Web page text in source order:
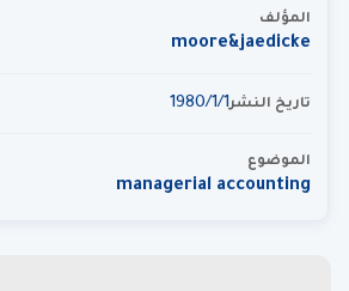
المؤلف
moore&jaedicke
تاريخ النشر1‏‏/1‏‏/1980
الموضوع
managerial accounting